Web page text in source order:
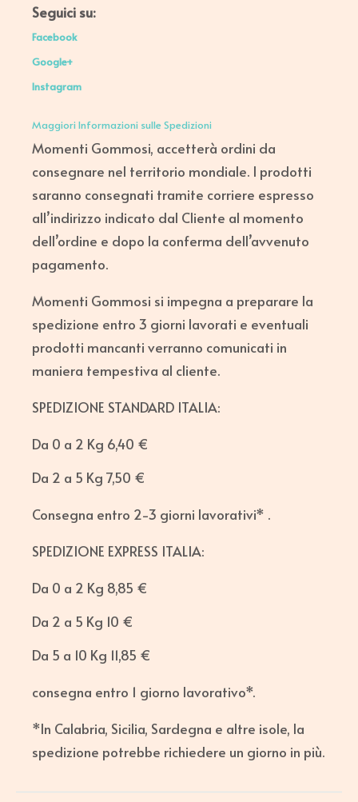
Seguici su:
Facebook
Google+
Instagram
Maggiori Informazioni sulle Spedizioni
Momenti Gommosi, accetterà ordini da
consegnare nel territorio mondiale. I prodotti
saranno consegnati tramite corriere espresso
all’indirizzo indicato dal Cliente al momento
dell’ordine e dopo la conferma dell’avvenuto
pagamento.
Momenti Gommosi si impegna a preparare la
spedizione entro 3 giorni lavorati e eventuali
prodotti mancanti verranno comunicati in
maniera tempestiva al cliente.
SPEDIZIONE STANDARD ITALIA:
Da 0 a 2 Kg 6,40 €
Da 2 a 5 Kg 7,50 €
Consegna entro 2-3 giorni lavorativi* .
SPEDIZIONE EXPRESS ITALIA:
Da 0 a 2 Kg 8,85 €
Da 2 a 5 Kg 10 €
Da 5 a 10 Kg 11,85 €
consegna entro 1 giorno lavorativo*.
*In Calabria, Sicilia, Sardegna e altre isole, la
spedizione potrebbe richiedere un giorno in più.